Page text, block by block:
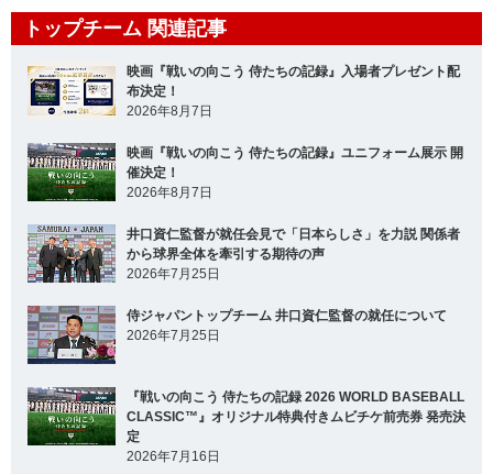
トップチーム 関連記事
映画『戦いの向こう 侍たちの記録』入場者プレゼント配
布決定！
2026年8月7日
映画『戦いの向こう 侍たちの記録』ユニフォーム展示 開
催決定！
2026年8月7日
井口資仁監督が就任会見で「日本らしさ」を力説 関係者
から球界全体を牽引する期待の声
2026年7月25日
侍ジャパントップチーム 井口資仁監督の就任について
2026年7月25日
『戦いの向こう 侍たちの記録 2026 WORLD BASEBALL
CLASSIC™』オリジナル特典付きムビチケ前売券 発売決
定
2026年7月16日